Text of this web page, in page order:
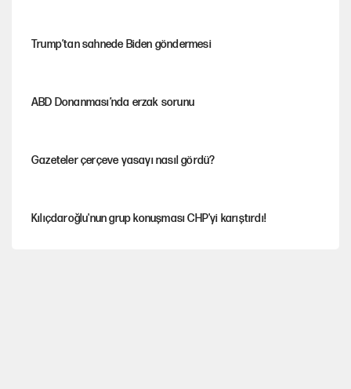
Trump’tan sahnede Biden göndermesi
ABD Donanması’nda erzak sorunu
Gazeteler çerçeve yasayı nasıl gördü?
Kılıçdaroğlu'nun grup konuşması CHP'yi karıştırdı!